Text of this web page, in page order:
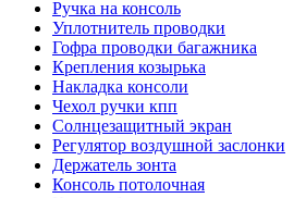
Ручка на консоль
Уплотнитель проводки
Гофра проводки багажника
Крепления козырька
Накладка консоли
Чехол ручки кпп
Солнцезащитный экран
Регулятор воздушной заслонки
Держатель зонта
Консоль потолочная